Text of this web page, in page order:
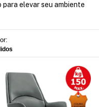
elevar seu ambiente